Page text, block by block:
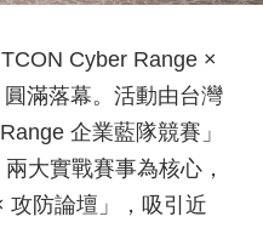
Cyber Range ×
滿落幕。活動由台灣
企業藍隊競賽」
大實戰賽事為核心，
攻防論壇」，吸引近